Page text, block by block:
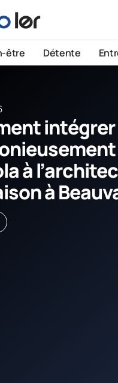
être Détente
intégrer
à
à